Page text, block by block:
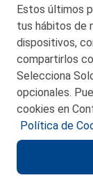
Estos últimos
tus hábitos de
dispositivos,
compartirlos
Selecciona
opcionales.
cookies en
Política de